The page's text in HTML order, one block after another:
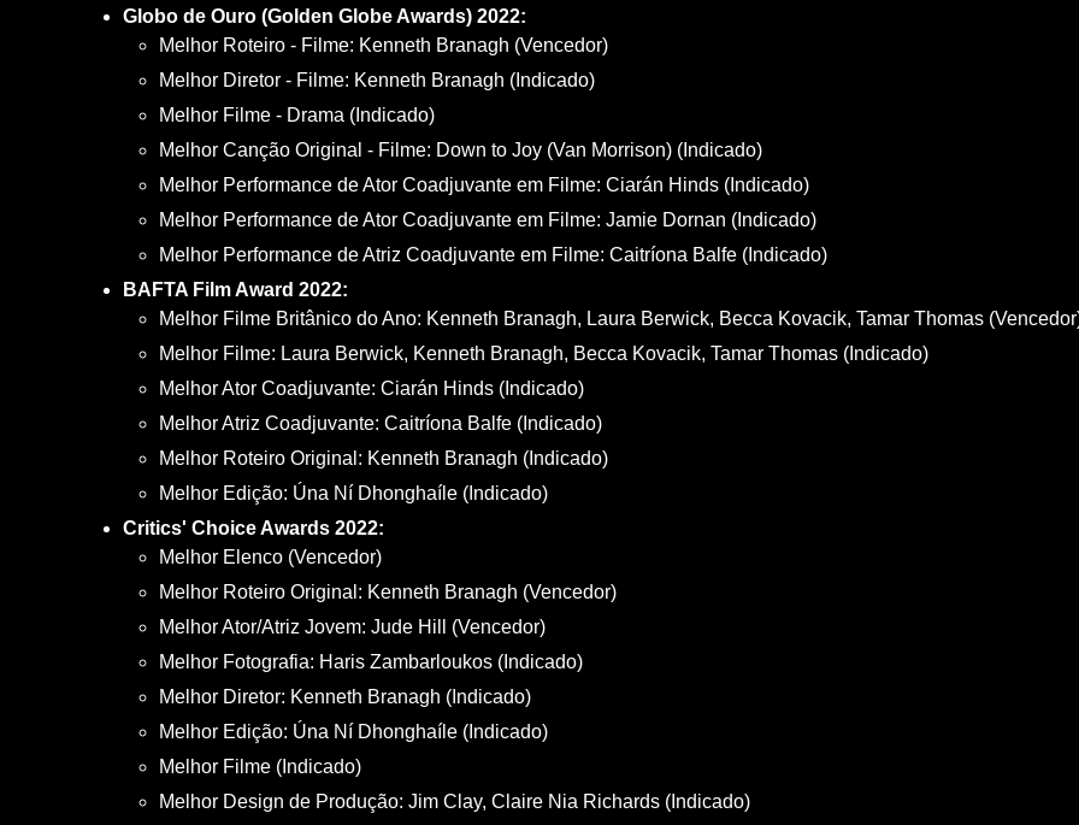
Globo de Ouro (Golden Globe Awards) 2022:
Melhor Roteiro - Filme: Kenneth Branagh (Vencedor)
Melhor Diretor - Filme: Kenneth Branagh (Indicado)
Melhor Filme - Drama (Indicado)
Melhor Canção Original - Filme: Down to Joy (Van Morrison) (Indicado)
Melhor Performance de Ator Coadjuvante em Filme: Ciarán Hinds (Indicado)
Melhor Performance de Ator Coadjuvante em Filme: Jamie Dornan (Indicado)
Melhor Performance de Atriz Coadjuvante em Filme: Caitríona Balfe (Indicado)
BAFTA Film Award 2022:
Melhor Filme Britânico do Ano: Kenneth Branagh, Laura Berwick, Becca Kovacik, Tamar Thomas
Melhor Filme: Laura Berwick, Kenneth Branagh, Becca Kovacik, Tamar Thomas (Indicado)
Melhor Ator Coadjuvante: Ciarán Hinds (Indicado)
Melhor Atriz Coadjuvante: Caitríona Balfe (Indicado)
Melhor Roteiro Original: Kenneth Branagh (Indicado)
Melhor Edição: Úna Ní Dhonghaíle (Indicado)
Critics' Choice Awards 2022:
Melhor Elenco (Vencedor)
Melhor Roteiro Original: Kenneth Branagh (Vencedor)
Melhor Ator/Atriz Jovem: Jude Hill (Vencedor)
Melhor Fotografia: Haris Zambarloukos (Indicado)
Melhor Diretor: Kenneth Branagh (Indicado)
Melhor Edição: Úna Ní Dhonghaíle (Indicado)
Melhor Filme (Indicado)
Melhor Design de Produção: Jim Clay, Claire Nia Richards (Indicado)